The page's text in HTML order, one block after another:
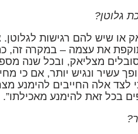
גלוטן?
או שיש להם רגישות
את עצמה – במקרה זה,
מצליאק, ובכל שנה
עשיר ונגיש יותר, אם כי
כי לצד אלה החייבים להימנע
בכל זאת להימנע מאכילתו”.